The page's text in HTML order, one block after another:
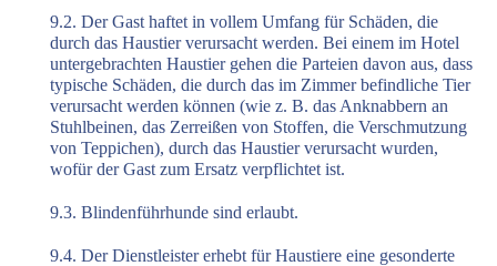
9.2. Der Gast haftet in vollem Umfang für Schäden, die
durch das Haustier verursacht werden. Bei einem im Hotel
untergebrachten Haustier gehen die Parteien davon aus, dass
typische Schäden, die durch das im Zimmer befindliche Tier
verursacht werden können (wie z. B. das Anknabbern an
Stuhlbeinen, das Zerreißen von Stoffen, die Verschmutzung
von Teppichen), durch das Haustier verursacht wurden,
wofür der Gast zum Ersatz verpflichtet ist.
9.3. Blindenführhunde sind erlaubt.
9.4. Der Dienstleister erhebt für Haustiere eine gesonderte